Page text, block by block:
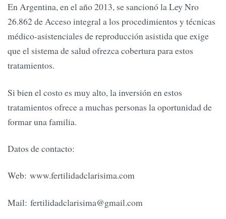
En Argentina, en el año 2013, se sancionó la Ley Nro
26.862 de Acceso integral a los procedimientos y técnicas
médico-asistenciales de reproducción asistida que exige
que el sistema de salud ofrezca cobertura para estos
tratamientos.
Si bien el costo es muy alto, la inversión en estos
tratamientos ofrece a muchas personas la oportunidad de
formar una familia.
Datos de contacto:
Web: www.fertilidadclarisima.com
Mail: fertilidadclarisima@gmail.com